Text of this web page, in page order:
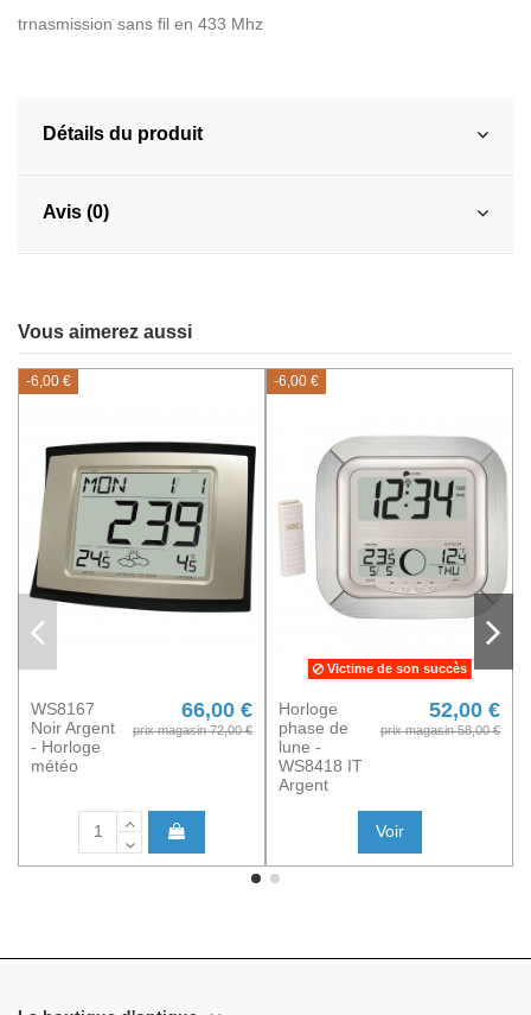
trnasmission sans fil en 433 Mhz
Détails du produit
Avis (0)
Vous aimerez aussi
-6,00 €
WS8167
Noir Argent
- Horloge
météo
66,00 €
prix magasin 72,00 €
-6,00 €
Victime de son succès
Horloge
phase de
lune -
WS8418 IT
Argent
52,00 €
prix magasin 58,00 €
Voir